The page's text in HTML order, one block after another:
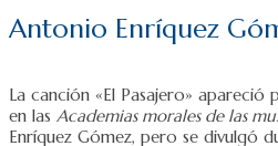
Antonio Enríquez
La canción «El Pasajero»
en las Academias morales de las
Enríquez Gómez, pero se divulgó